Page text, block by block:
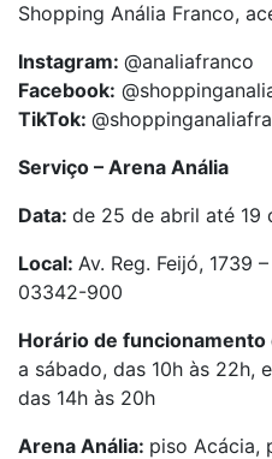
Shopping Anália Franco,
Instagram: @analiafranco
Facebook:
TikTok:
Serviço – Arena Anália
Data: de 25 de abril até 19
Local: Av. Reg. Feijó, 1739
03342-900
Horário de funcionamento
a sábado, das 10h às 22h,
das 14h às 20h
Arena Anália: piso Acácia,